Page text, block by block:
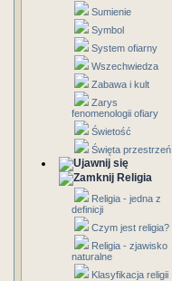
Sumienie
Symbol
System ofiarny
Wszechwiedza
Zabawa i kult
Zarys
fenomenologii ofiary
Świetość
Święta przestrzeń
Religia
Religia - jedna z
definicji
Czym jest religia?
Religia - zjawisko
naturalne
Klasyfikacja religii